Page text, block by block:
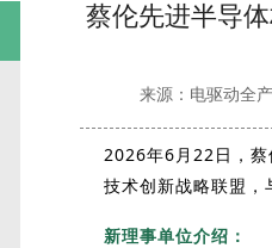
蔡伦先进半导
来源：电驱动全
2026年6月22日，
技术创新战略联盟
新理事单位介绍：